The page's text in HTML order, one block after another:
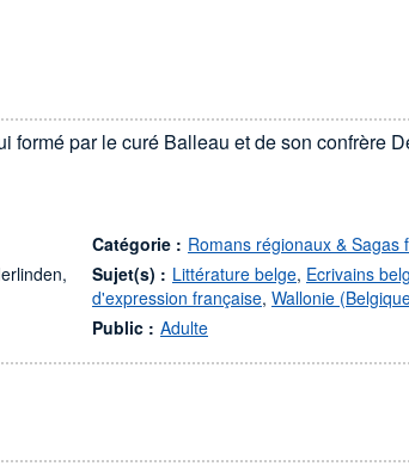
formé par le curé Balleau et de son confrère
Catégorie : Romans régionaux & Sagas
Sujet(s) : Littérature belge, Ecrivains
d'expression française, Wallonie
Public : Adulte